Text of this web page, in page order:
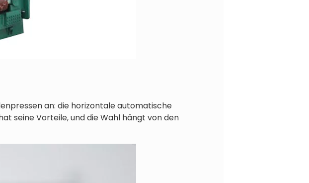
an: die horizontale automatische
seine Vorteile, und die Wahl hängt von den